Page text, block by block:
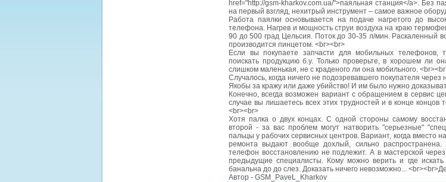
href="http://gsm-kharkov.com.ua/">паяльная станция</a>. Без
на первый взгляд, нехитрый инструмент – самое важное
Работа паялки основывается на подаче нагретого до
телефона. Нагрев и мощность струи воздуха на краю
90 до 500 град Цельсия. Поток до 30-35 л/мин. Раскаленный
производится пинцетом. <br><br>
Если вы покупаете запчасти для мобильных телефонов,
поискать продукцию б.у. Только проверьте, в хорошем ли
слишком маленькая, не с краденого ли она мобильного.
Случалось, когда ничего не подозревавшего покупателя
Якобы за кражу или даже убийство! И им было нужно
Конечно, всегда возможен вариант с обращением в сервис
случае вы лишаетесь всех этих трудностей и в конце концов
<br><br>
Хотя палка о двух концах. С одной стороны самому
второй - за вас проблем могут натворить "серьезные"
пальцы у рабочих сервисных центров. Вариант, когда вместо
ремонта выдают вообще дохлый, сильно распространена.
телефон восстановлению не подлежит. А в мастерской
предыдущие специалисты. Кому можно верить и где
банальна до до слез. Доказать ничего невозможно...
Автор - GSM_PaveL_Kharkov